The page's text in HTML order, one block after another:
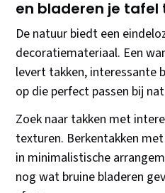
en bladeren je
De natuur biedt een
decoratiemateriaal. Een
levert takken, interessante
op die perfect passen bij
Zoek naar takken met
texturen. Berkentakken
in minimalistische
nog wat bruine bladeren